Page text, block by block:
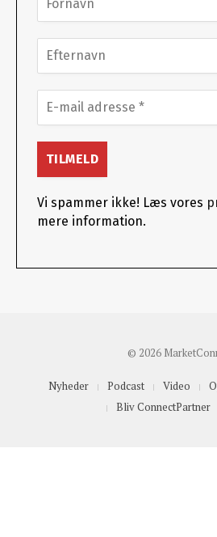
Vi spammer ikke! Læs vores
mere information.
© 2026
Nyheder Podcast Video
Bliv ConnectPartner